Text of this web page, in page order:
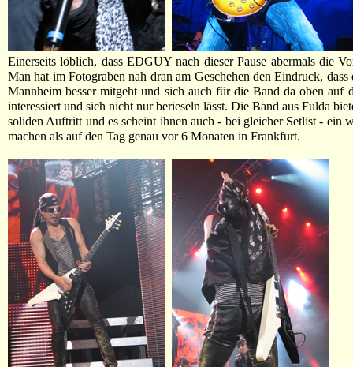
Einerseits löblich, dass EDGUY nach dieser Pause abermals die
Man hat im Fotograben nah dran am Geschehen den Eindruck,
Mannheim besser mitgeht und sich auch für die Band da oben auf
interessiert und sich nicht nur berieseln lässt. Die Band aus Fulda
soliden Auftritt und es scheint ihnen auch - bei gleicher Setlist - ein
machen als auf den Tag genau vor 6 Monaten in Frankfurt.